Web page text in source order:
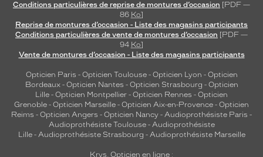
Conditions particulières de reprise de montures d’occasion [PDF —
86 Ko]
Reprise de montures d’occasion - Liste des magasins participants
Conditions particulières de vente de montures d’occasion [PDF —
94 Ko]
Vente de montures d’occasion - Liste des magasins participants
Opticien Paris - Opticien Toulouse- Opticien Lyon - Opticien
Bordeaux- Opticien Nantes - Opticien Strasbourg - Opticien
Lille - Opticien Montpellier - Opticien Rennes - Opticien
Grenoble - Opticien Marseille - Opticien Aix-en-Provence - Opticien
Reims - Opticien Angers - Opticien Nancy - Audioprothésiste Paris -
Audioprothésiste Toulouse- Audioprothésiste
Lille- Audioprothésiste Strasbourg - Audioprothésiste Marseille
Krys, Opticien en ligne :